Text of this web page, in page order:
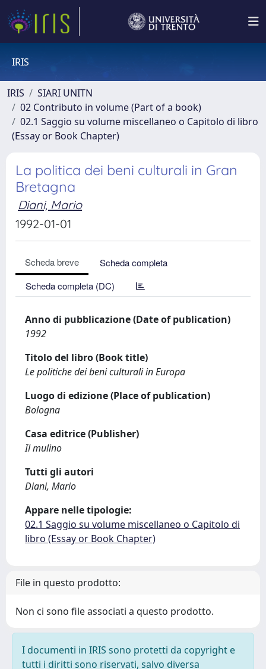
IRIS
IRIS
SIARI UNITN
02 Contributo in volume (Part of a book)
02.1 Saggio su volume miscellaneo o Capitolo di libro
(Essay or Book Chapter)
La politica dei beni culturali in Gran
Bretagna
Diani, Mario
1992-01-01
Scheda breve
Scheda completa
Scheda completa (DC)
Anno di pubblicazione (Date of publication)
1992
Titolo del libro (Book title)
Le politiche dei beni culturali in Europa
Luogo di edizione (Place of publication)
Bologna
Casa editrice (Publisher)
Il mulino
Tutti gli autori
Diani, Mario
Appare nelle tipologie:
02.1 Saggio su volume miscellaneo o Capitolo di
libro (Essay or Book Chapter)
File in questo prodotto:
Non ci sono file associati a questo prodotto.
I documenti in IRIS sono protetti da copyright e
tutti i diritti sono riservati, salvo diversa